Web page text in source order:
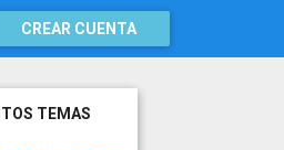
CREAR CUENTA
TEMAS